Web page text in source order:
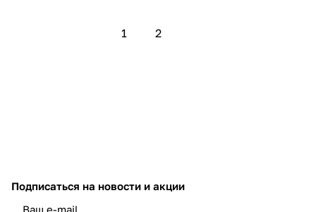
1 2
Подписаться на новости и акции